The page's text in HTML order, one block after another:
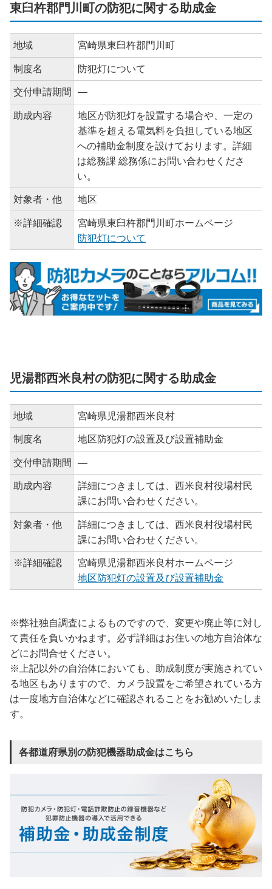
東臼杵郡門川町の防犯に関する助成金
地域 宮崎県東臼杵郡門川町
制度名 防犯灯について
交付申請期間 ―
助成内容
地区が防犯灯を設置する場合や、一定の
基準を超える電気料を負担している地区
への補助金制度を設けております。詳細
は総務課 総務係にお問い合わせくださ
い。
対象者・他 地区
※詳細確認
宮崎県東臼杵郡門川町ホームページ
防犯灯について
児湯郡西米良村の防犯に関する助成金
地域 宮崎県児湯郡西米良村
制度名 地区防犯灯の設置及び設置補助金
交付申請期間 ―
助成内容
詳細につきましては、西米良村役場村民
課にお問い合わせください。
対象者・他
詳細につきましては、西米良村役場村民
課にお問い合わせください。
※詳細確認
宮崎県児湯郡西米良村ホームページ
地区防犯灯の設置及び設置補助金
※弊社独自調査によるものですので、変更や廃止等に対し
て責任を負いかねます。必ず詳細はお住いの地方自治体な
どにお問合せください。
※上記以外の自治体においても、助成制度が実施されてい
る地区もありますので、カメラ設置をご希望されている方
は一度地方自治体などに確認されることをお勧めいたしま
す。
各都道府県別の防犯機器助成金はこちら